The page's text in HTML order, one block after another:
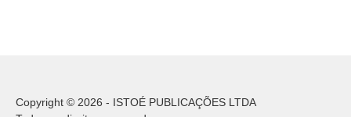
Copyright © 2026 - ISTOÉ PUBLICAÇÕES LTDA